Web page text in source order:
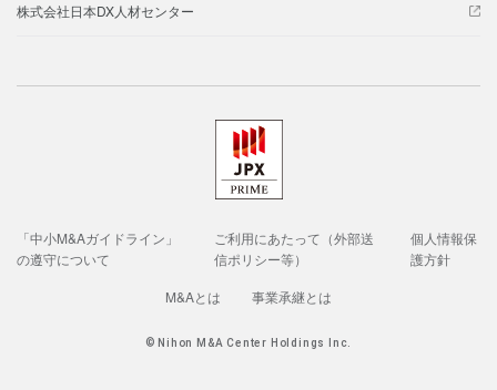
株式会社日本DX人材センター
「中小M&Aガイドライン」
の遵守について
ご利用にあたって（外部送
信ポリシー等）
個人情報保
護方針
M&Aとは
事業承継とは
© Nihon M&A Center Holdings Inc.